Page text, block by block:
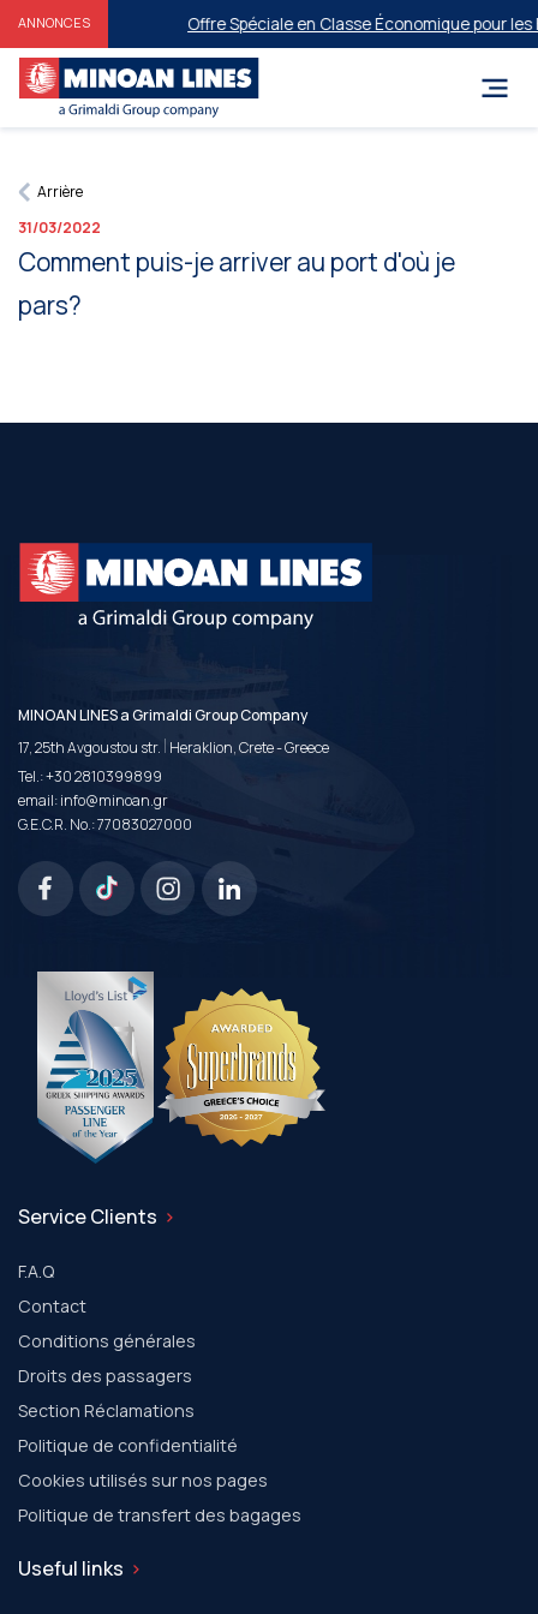
ANNONCES Offre Spéciale en Classe Économique pour
Arrière
31/03/2022
Comment puis-je arriver au port d'où je
pars?
MINOAN LINES a Grimaldi Group Company
17, 25th Avgoustou str. | Heraklion, Crete - Greece
Tel.:+30 2810399899
email:info@minoan.gr
G.E.C.R. No.: 77083027000
Service Clients
F.A.Q
Contact
Conditions générales
Droits des passagers
Section Réclamations
Politique de confidentialité
Cookies utilisés sur nos pages
Politique de transfert des bagages
Useful links